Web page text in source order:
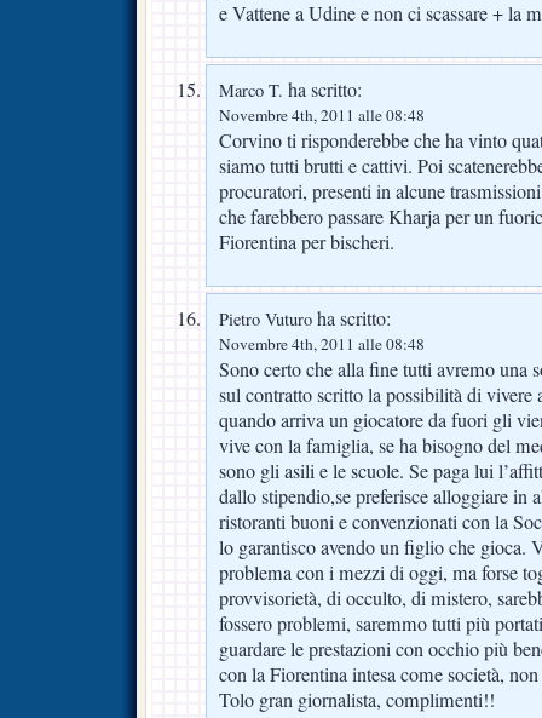
e Vattene a Udine e non ci scassare + la
Marco T. ha scritto:
Novembre 4th, 2011 alle 08:48
Corvino ti risponderebbe che ha vinto
siamo tutti brutti e cattivi. Poi
procuratori, presenti in alcune
che farebbero passare Kharja per un
Fiorentina per bischeri.
Pietro Vuturo ha scritto:
Novembre 4th, 2011 alle 08:48
Sono certo che alla fine tutti avremo una
sul contratto scritto la possibilità di
quando arriva un giocatore da fuori gli
vive con la famiglia, se ha bisogno del
sono gli asili e le scuole. Se paga lui
dallo stipendio,se preferisce alloggiare in
ristoranti buoni e convenzionati con la
lo garantisco avendo un figlio che gioca.
problema con i mezzi di oggi, ma forse
provvisorietà, di occulto, di mistero,
fossero problemi, saremmo tutti più
guardare le prestazioni con occhio più
con la Fiorentina intesa come società,
Tolo gran giornalista, complimenti!!